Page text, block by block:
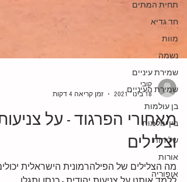
תחית המתים
חד גדיא
מוות
נשמה
שמירת עיניים
שמירת העיניים
בן עולמות
בין עולמות
שליחות
אורות
אופוריה
קובי
18 בינו׳ 2021
זמן קריאה 4 דקות
מאחורי הפרגוד - על
וצלילים